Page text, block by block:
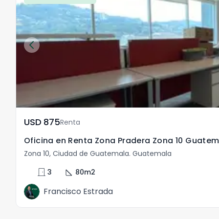
USD	875Renta
Oficina en Renta Zona Pradera Zona 10
Zona 10, Ciudad de Guatemala. Guatemala
door_front 3 square_foot 80m2
Francisco Estrada